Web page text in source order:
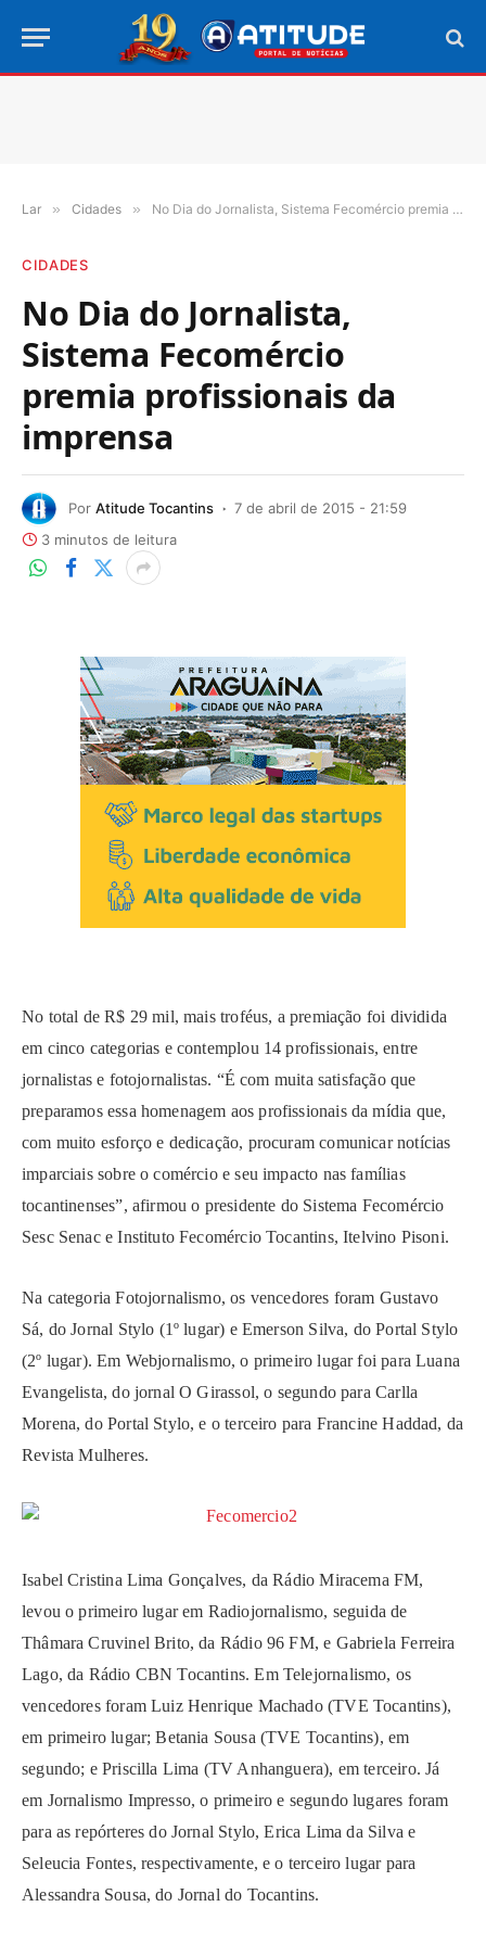
Lar » Cidades » No Dia do Jornalista, Sistema Fecomércio premia profissionais da imprensa
CIDADES
No Dia do Jornalista,
Sistema Fecomércio
premia profissionais da
imprensa
Por Atitude Tocantins
7 de abril de 2015 - 21:59
3 minutos de leitura
No total de R$ 29 mil, mais troféus, a premiação foi dividida
em cinco categorias e contemplou 14 profissionais, entre
jornalistas e fotojornalistas. “É com muita satisfação que
preparamos essa homenagem aos profissionais da mídia que,
com muito esforço e dedicação, procuram comunicar notícias
imparciais sobre o comércio e seu impacto nas famílias
tocantinenses”, afirmou o presidente do Sistema Fecomércio
Sesc Senac e Instituto Fecomércio Tocantins, Itelvino Pisoni.
Na categoria Fotojornalismo, os vencedores foram Gustavo
Sá, do Jornal Stylo (1º lugar) e Emerson Silva, do Portal Stylo
(2º lugar). Em Webjornalismo, o primeiro lugar foi para Luana
Evangelista, do jornal O Girassol, o segundo para Carlla
Morena, do Portal Stylo, e o terceiro para Francine Haddad, da
Revista Mulheres.
Isabel Cristina Lima Gonçalves, da Rádio Miracema FM,
levou o primeiro lugar em Radiojornalismo, seguida de
Thâmara Cruvinel Brito, da Rádio 96 FM, e Gabriela Ferreira
Lago, da Rádio CBN Tocantins. Em Telejornalismo, os
vencedores foram Luiz Henrique Machado (TVE Tocantins),
em primeiro lugar; Betania Sousa (TVE Tocantins), em
segundo; e Priscilla Lima (TV Anhanguera), em terceiro. Já
em Jornalismo Impresso, o primeiro e segundo lugares foram
para as repórteres do Jornal Stylo, Erica Lima da Silva e
Seleucia Fontes, respectivamente, e o terceiro lugar para
Alessandra Sousa, do Jornal do Tocantins.